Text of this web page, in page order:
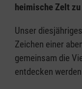
heimische Zelt
Unser
Zeichen einer
gemeinsam die
entdecken